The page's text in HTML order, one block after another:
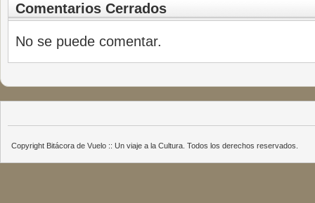
Comentarios Cerrados
No se puede comentar.
Copyright Bitácora de Vuelo :: Un viaje a la Cultura. Todos los derechos reservados.